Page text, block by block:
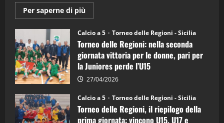
Per saperne di più
informazioni
Torneo
delle
Regioni
di
calcio
a
5:
la
Juniores
è
vicecampione
d’Italia
Calcio a 5 Torneo delle Regioni - Sicilia
Torneo delle Regioni: nella seconda
giornata vittoria per le donne, pari per
la Juniores perde l’U15
27/04/2026
Calcio a 5 Torneo delle Regioni - Sicilia
Torneo delle Regioni, il riepilogo della
prima giornata: vincono U15, U17 e